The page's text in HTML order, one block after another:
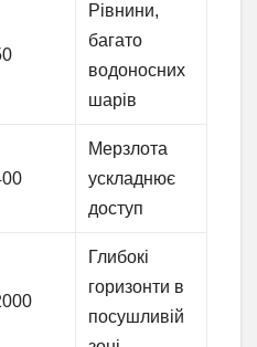
Рівнини,
багато
водоносних
шарів
Мерзлота
ускладнює
доступ
Глибокі
горизонти в
посушливій